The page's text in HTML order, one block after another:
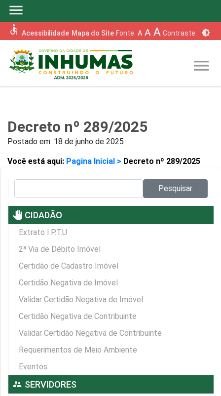
menu
accessible Acessibilidade Mapa do Site Fonte: A A A Contraste: brightness_6
menu
Decreto nº 289/2025
Postado em: 18 de junho de 2025
Você está aqui: Pagina Inicial > Decreto nº 289/2025
Pesquisar
pan_tool CIDADÃO
Extrato I.P.T.U
2ª Via de Débito Imóvel
Certidão de Cadastro Imóvel
Certidão Negativa de Imóvel
Validar Certidão Negativa de Imóvel
Certidão Negativa de Contribuinte
Validar Certidão Negativa de Contribuinte
Requerimentos de Meio Ambiente
Eventos
supervisor_account SERVIDORES